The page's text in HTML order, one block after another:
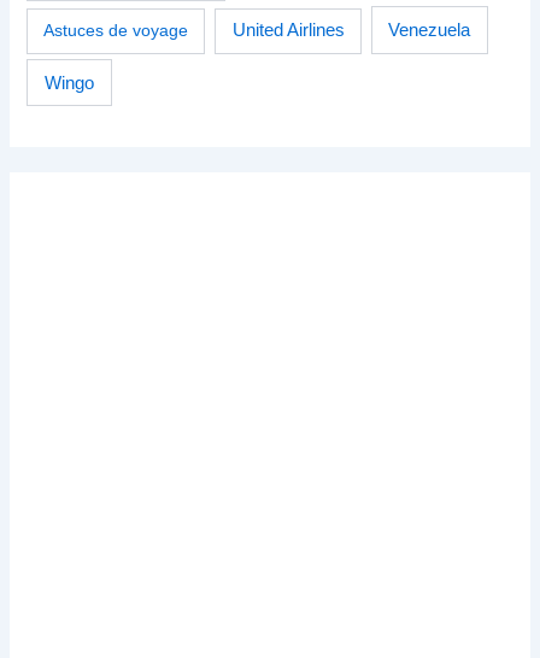
Astuces de voyage United Airlines Venezuela
Wingo